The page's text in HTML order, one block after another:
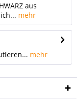
aus
mehr
mehr